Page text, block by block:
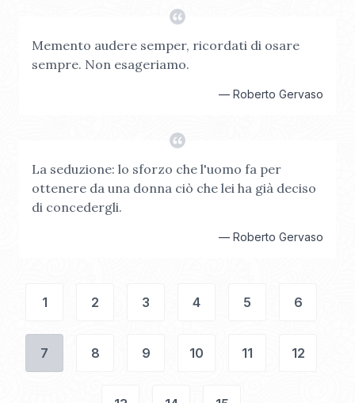
Memento audere semper, ricordati di osare
sempre. Non esageriamo.
— Roberto Gervaso
La seduzione: lo sforzo che l'uomo fa per
ottenere da una donna ciò che lei ha già deciso
di concedergli.
— Roberto Gervaso
1 2 3 4 5 6
7 8 9 10 11 12